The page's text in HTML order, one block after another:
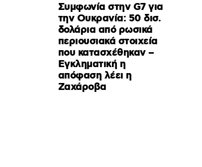
Συμφωνία στην G7 για
την Ουκρανία: 50 δισ.
δολάρια από ρωσικά
περιουσιακά στοιχεία
που κατασχέθηκαν –
Εγκληματική η
απόφαση λέει η
Ζαχάροβα